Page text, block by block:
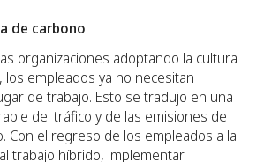
de carbono
organizaciones adoptando la cultura
empleados ya no necesitan
de trabajo. Esto se tradujo en una
del tráfico y de las emisiones de
Con el regreso de los empleados a la
trabajo híbrido, implementar